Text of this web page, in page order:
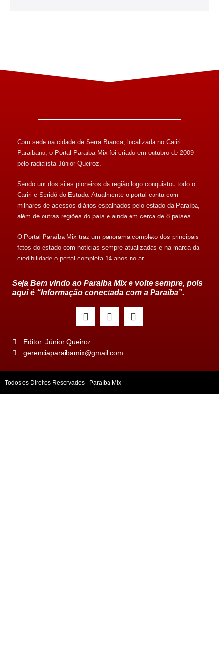
Com sede na cidade de Serra Branca, localizada no Cariri
Paraibano, o Portal Paraíba Mix foi criado em outubro de 2009
pelo radialista Júnior Queiroz.
Sendo um dos sites pioneiros da região logo conquistou todo o
Cariri e Seridó do Estado. Atualmente o portal conta com
milhares de acessos diários espalhados pelo estado da Paraíba,
além de outras regiões do país e ainda em cerca de 8 países.
O Portal Paraíba Mix traz um panorama completo dos principais
fatos do estado com notícias sempre atualizadas e na marca da
credibilidade o portal completa 14 anos no ar.
Seja Bem vindo ao Paraíba Mix e volte sempre, pois
aqui é “Informação conectada com a Paraíba”.
Editor: Júnior Queiroz
gerenciaparaibamix@gmail.com
Todos os Direitos Reservados - Paraíba Mix